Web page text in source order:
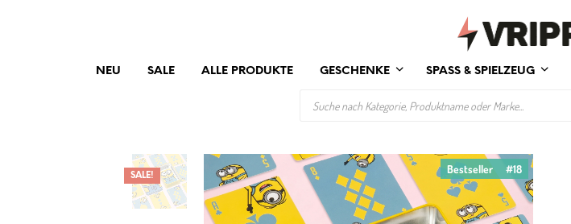
NEU SALE ALLE PRODUKTE GESCHENKE SPASS & SPIELZEUG
#18
Bestseller
SALE!